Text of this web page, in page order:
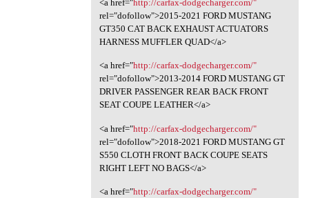
<a href="http://carfax-dodgecharger.com/"
rel="dofollow">2015-2021 FORD MUSTANG
GT350 CAT BACK EXHAUST ACTUATORS
HARNESS MUFFLER QUAD</a>
<a href="http://carfax-dodgecharger.com/"
rel="dofollow">2013-2014 FORD MUSTANG GT
DRIVER PASSENGER REAR BACK FRONT
SEAT COUPE LEATHER</a>
<a href="http://carfax-dodgecharger.com/"
rel="dofollow">2018-2021 FORD MUSTANG GT
S550 CLOTH FRONT BACK COUPE SEATS
RIGHT LEFT NO BAGS</a>
<a href="http://carfax-dodgecharger.com/"